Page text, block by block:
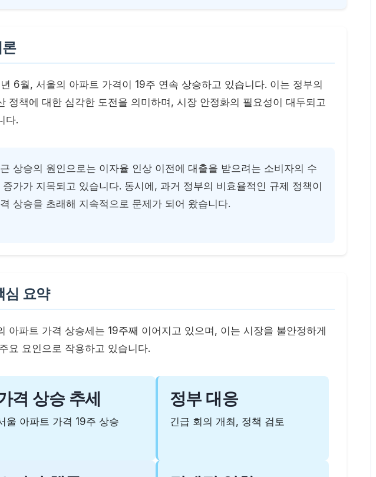
론
6월, 서울의 아파트 가격이 19주 연속 상승하고 있습니다. 이는 정부의
정책에 대한 심각한 도전을 의미하며, 시장 안정화의 필요성이 대두되고
다.
상승의 원인으로는 이자율 인상 이전에 대출을 받으려는 소비자의 수
증가가 지목되고 있습니다. 동시에, 과거 정부의 비효율적인 규제 정책이
상승을 초래해 지속적으로 문제가 되어 왔습니다.
심 요약
아파트 가격 상승세는 19주째 이어지고 있으며, 이는 시장을 불안정하게
요 요인으로 작용하고 있습니다.
격 상승 추세
울 아파트 가격 19주 상승
정부 대응
긴급 회의 개최, 정책 검토